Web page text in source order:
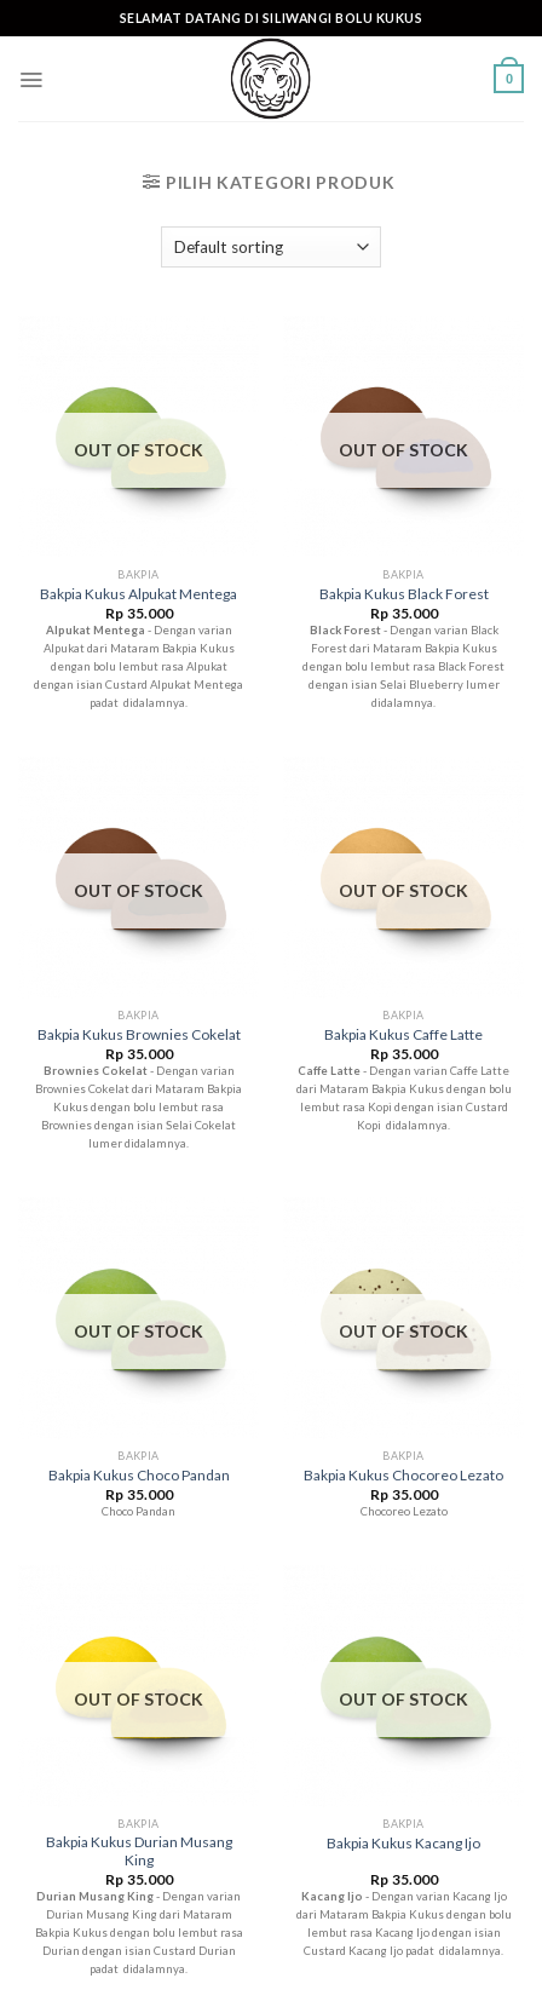
to
SELAMAT DATANG DI SILIWANGI BOLU KUKUS
0
PILIH KATEGORI PRODUK
OUT OF STOCK
BAKPIA
Bakpia Kukus Alpukat Mentega
Rp 35.000
Alpukat Mentega - Dengan varian
Alpukat dari Mataram Bakpia Kukus
dengan bolu lembut rasa Alpukat
dengan isian Custard Alpukat Mentega
padat didalamnya.
OUT OF STOCK
BAKPIA
Bakpia Kukus Black Forest
Rp 35.000
Black Forest- Dengan varian Black
Forest dari Mataram Bakpia Kukus
dengan bolu lembut rasa Black Forest
dengan isian Selai Blueberry lumer
didalamnya.
OUT OF STOCK
BAKPIA
Bakpia Kukus Brownies Cokelat
Rp 35.000
Brownies Cokelat- Dengan varian
Brownies Cokelat dari Mataram Bakpia
Kukus dengan bolu lembut rasa
Brownies dengan isian Selai Cokelat
lumer didalamnya.
OUT OF STOCK
BAKPIA
Bakpia Kukus Caffe Latte
Rp 35.000
Caffe Latte- Dengan varian Caffe Latte
dari Mataram Bakpia Kukus dengan bolu
lembut rasa Kopi dengan isian Custard
Kopi didalamnya.
OUT OF STOCK
BAKPIA
Bakpia Kukus Choco Pandan
Rp 35.000
Choco Pandan
OUT OF STOCK
BAKPIA
Bakpia Kukus Chocoreo Lezato
Rp 35.000
Chocoreo Lezato
OUT OF STOCK
BAKPIA
Bakpia Kukus Durian Musang
King
Rp 35.000
Durian Musang King- Dengan varian
Durian Musang King dari Mataram
Bakpia Kukus dengan bolu lembut rasa
Durian dengan isian Custard Durian
padat didalamnya.
OUT OF STOCK
BAKPIA
Bakpia Kukus Kacang Ijo
Rp 35.000
Kacang Ijo - Dengan varian Kacang Ijo
dari Mataram Bakpia Kukus dengan bolu
lembut rasa Kacang Ijo dengan isian
Custard Kacang Ijo padat didalamnya.